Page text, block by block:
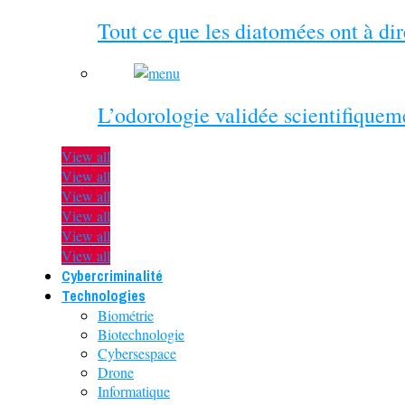
Tout ce que les diatomées ont à
L’odorologie validée
View all
View all
View all
View all
View all
View all
Cybercriminalité
Technologies
Biométrie
Biotechnologie
Cybersespace
Drone
Informatique